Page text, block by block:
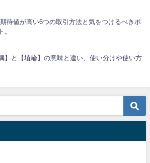
待値が高い6つの取引方法と気をつけるべきポ
。
】と【埴輪】の意味と違い、使い分けや使い方